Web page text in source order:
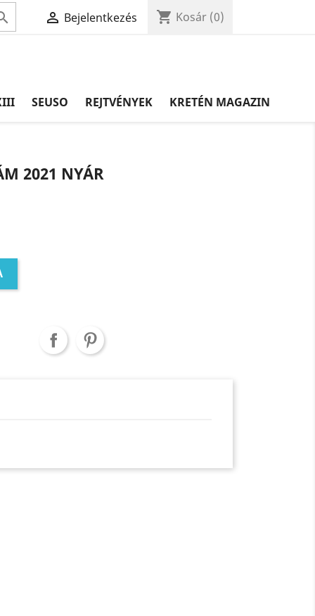
 Bejelentkezés shopping_cart Kosár (0)
SEUSO REJTVÉNYEK KRETÉN MAGAZIN
2021 NYÁR